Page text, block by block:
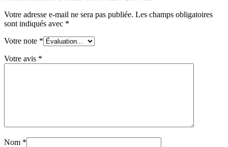
Votre adresse e-mail ne sera pas publiée. Les champs obligatoires
sont indiqués avec *
Votre note *
Votre avis *
Nom *